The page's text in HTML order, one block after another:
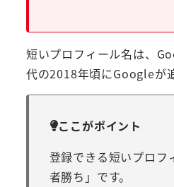
短いプロフィール名は、
代の2018年頃にGoogleが
ここがポイント
登録できる短いプロフ
者勝ち」です。